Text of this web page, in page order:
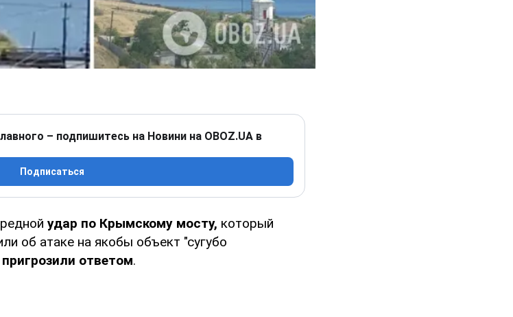
– подпишитесь на Новини на OBOZ.UA в
Подписаться
удар по Крымскому мосту, который
об атаке на якобы объект "сугубо
пригрозили ответом.